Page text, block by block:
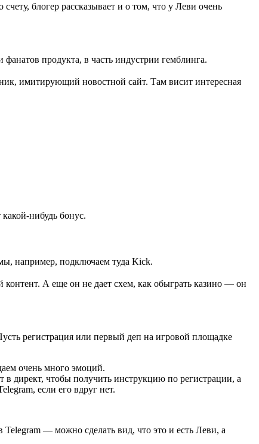
блогер рассказывает и о том, что у Леви очень
продукта, в часть индустрии гемблинга.
имитирующий новостной сайт. Там висит интересная
нибудь бонус.
например, подключаем туда Kick.
А еще он не дает схем, как обыграть казино — он
регистрация или первый деп на игровой площадке
очень много эмоций.
директ, чтобы получить инструкцию по регистрации, а
если его вдруг нет.
Telegram — можно сделать вид, что это и есть Леви, а